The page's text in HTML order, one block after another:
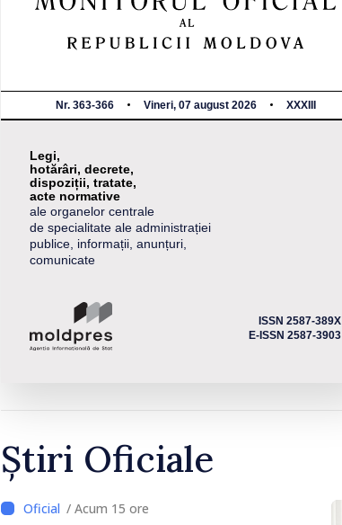
Nr. 363-366 Vineri, 07 august 2026 XXXIII
Legi,
hotărâri, decrete,
dispoziții, tratate,
acte normative
ale organelor centrale
de specialitate ale administrației
publice, informații, anunțuri,
comunicate
ISSN 2587-389X
E-ISSN 2587-3903
Știri Oficiale
/ Acum 15 ore